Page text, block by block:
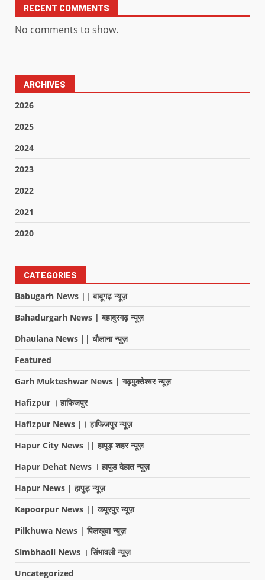
RECENT COMMENTS
No comments to show.
ARCHIVES
2026
2025
2024
2023
2022
2021
2020
CATEGORIES
Babugarh News || बाबूगढ़ न्यूज़
Bahadurgarh News | बहादुरगढ़ न्यूज़
Dhaulana News || धौलाना न्यूज़
Featured
Garh Mukteshwar News | गढ़मुक्तेश्वर न्यूज़
Hafizpur । हाफिजपुर
Hafizpur News |। हाफिजपुर न्यूज़
Hapur City News || हापुड़ शहर न्यूज़
Hapur Dehat News । हापुड देहात न्यूज़
Hapur News | हापुड़ न्यूज़
Kapoorpur News || कपूरपुर न्यूज़
Pilkhuwa News | पिलखुवा न्यूज़
Simbhaoli News । सिंभावली न्यूज़
Uncategorized